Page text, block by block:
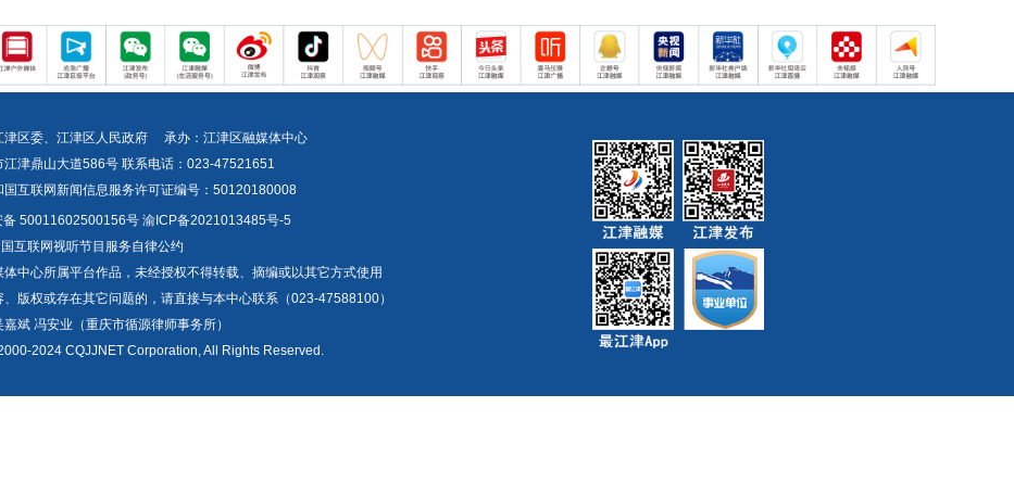
津区委、江津区人民政府 承办：江津区融媒体中心
江津鼎山大道586号 联系电话：023-47521651
国互联网新闻信息服务许可证编号：50120180008
备 50011602500156号 渝ICP备2021013485号-5
互联网视听节目服务自律公约
体中心所属平台作品，未经授权不得转载、摘编或以其它方式使用
、版权或存在其它问题的，请直接与本中心联系（023-47588100）
斌 冯安业（重庆市循源律师事务所）
2024 CQJJNET Corporation, All Rights Reserved.